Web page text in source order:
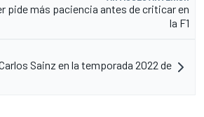
pide más paciencia antes de criticar en
la F1
Sainz en la temporada 2022 de